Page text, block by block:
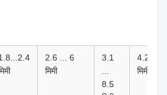
2.6 ... 6
मिमी
3.1
8.5
4.2 ...
मिमी